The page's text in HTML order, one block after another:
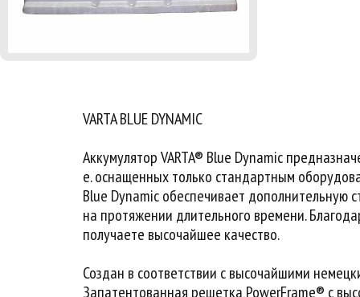
VARTA BLUE DYNAMIC
Аккумулятор VARTA® Blue Dynamic
е. оснащенных только стандартным
Blue Dynamic обеспечивает дополнительную
на протяжении длительного времени.
получаете высочайшее качество.
Создан в соответствии с высочайшими
Запатентованная решетка PowerFrame® с